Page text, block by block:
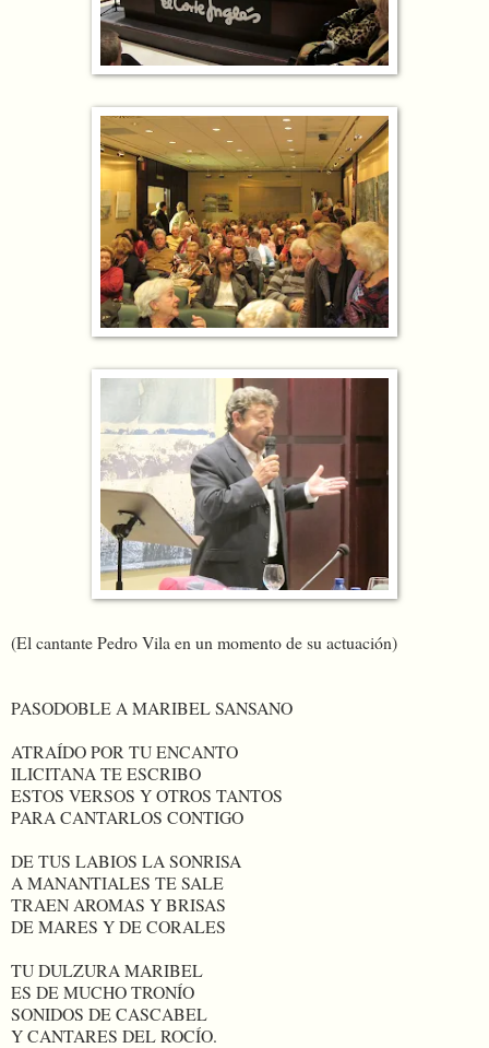
(El cantante Pedro Vila en un momento de su actuación)
PASODOBLE A MARIBEL SANSANO
ATRAÍDO POR TU ENCANTO
ILICITANA TE ESCRIBO
ESTOS VERSOS Y OTROS TANTOS
PARA CANTARLOS CONTIGO
DE TUS LABIOS LA SONRISA
A MANANTIALES TE SALE
TRAEN AROMAS Y BRISAS
DE MARES Y DE CORALES
TU DULZURA MARIBEL
ES DE MUCHO TRONÍO
SONIDOS DE CASCABEL
Y CANTARES DEL ROCÍO.